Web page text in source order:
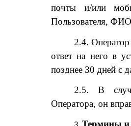
почты и/или
Пользователя,
2.4. Оператор
ответ на него в
позднее 30 дней с
2.5. В
Оператора, он